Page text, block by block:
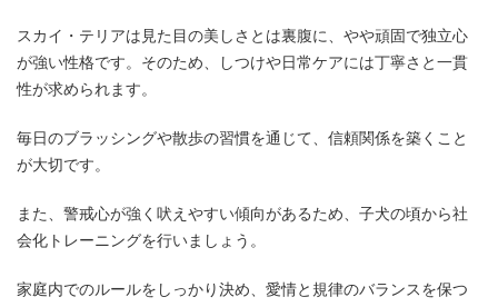
スカイ・テリアは見た目の美しさとは裏腹に、やや頑固で独立心
が強い性格です。そのため、しつけや日常ケアには丁寧さと一貫
性が求められます。
毎日のブラッシングや散歩の習慣を通じて、信頼関係を築くこと
が大切です。
また、警戒心が強く吠えやすい傾向があるため、子犬の頃から社
会化トレーニングを行いましょう。
家庭内でのルールをしっかり決め、愛情と規律のバランスを保つ